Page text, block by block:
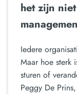
het zijn
Iedere
Maar hoe sterk
sturen of
Peggy De